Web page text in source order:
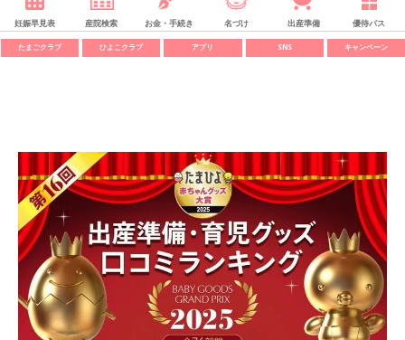
妊娠早見表 産院検索 お金・手続き 名づけ 出産準備 優待パス
たまごクラブ ひよこクラブ アプリ SNS キャンペーン